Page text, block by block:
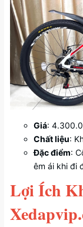
Giá:
Chất liệu:
Đặc điểm:
êm ái khi đi
Lợi Ích